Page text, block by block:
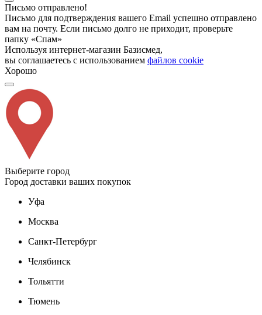
Письмо отправлено!
Письмо для подтверждения вашего Email успешно отправлено
вам на почту. Если письмо долго не приходит, проверьте
папку «Спам»
Используя интернет-магазин Базисмед,
вы соглашаетесь с использованием файлов cookie
Хорошо
Выберите город
Город доставки ваших покупок
Уфа
Москва
Санкт-Петербург
Челябинск
Тольятти
Тюмень